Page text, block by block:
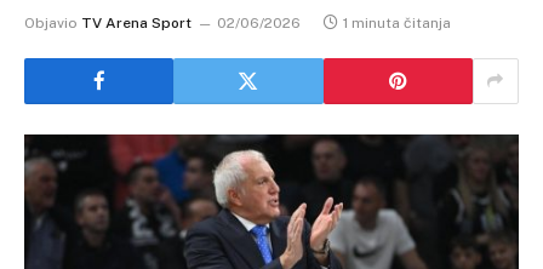
Objavio TV Arena Sport 02/06/2026 1 minuta čitanja